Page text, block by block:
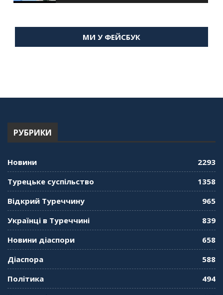
Мухарський про життя в Туреччині
"Дзеркало діаспори". Випуск 13. МУШ в
"Дзеркало діаспори". Випуск 11. Олександр
Середа
"Дзеркало діаспори". Випуск 10. Тонкощі та
МИ У ФЕЙСБУК
РУБРИКИ
Новини
2293
Турецьке суспільство
1358
Відкрий Туреччину
965
Українці в Туреччині
839
Новини діаспори
658
Діаспора
588
Політика
494